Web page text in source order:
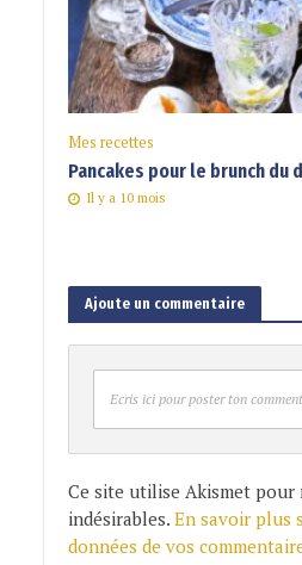
Mes recettes
Pancakes pour le brunch du
Il y a 10 mois
Ajoute un commentaire
Ecris ici pour poster ton
Ce site utilise Akismet pour
indésirables. En savoir plus
données de vos